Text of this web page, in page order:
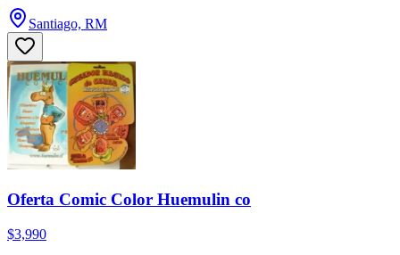
Santiago, RM
Oferta Comic Color Huemulin co
$3,990